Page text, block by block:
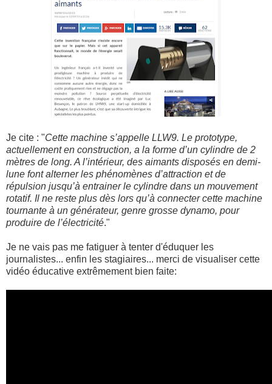
Je cite : "Cette machine s’appelle LLW9. Le prototype,
actuellement en construction, a la forme d’un cylindre de 2
mètres de long. A l’intérieur, des aimants disposés en demi-
lune font alterner les phénomènes d’attraction et de
répulsion jusqu’à entrainer le cylindre dans un mouvement
rotatif. Il ne reste plus dès lors qu’à connecter cette machine
tournante à un générateur, genre grosse dynamo, pour
produire de l’électricité."
Je ne vais pas me fatiguer à tenter d'éduquer les
journalistes... enfin les stagiaires... merci de visualiser cette
vidéo éducative extrêmement bien faite: